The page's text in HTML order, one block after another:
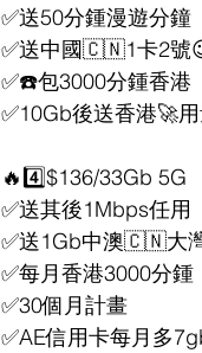
✅送50分鍾漫遊分鐘
✅送中國🇨🇳1卡2號
✅☎️包3000分鍾香港
✅10Gb後送香港🚀
🔥4️⃣$136/33Gb 5G
✅送其後1Mbps任用
✅送1Gb中澳🇨🇳大
✅每月香港3000分鍾
✅30個月計畫
✅AE信用卡每月多